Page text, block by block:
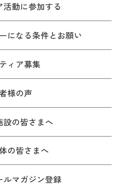
動に参加する
になる条件とお願い
ィア募集
様の声
設の皆さまへ
の皆さまへ
ルマガジン登録